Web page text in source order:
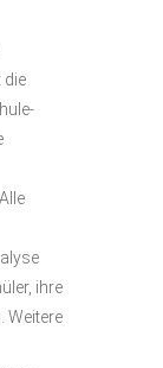
die
ihre
Weitere